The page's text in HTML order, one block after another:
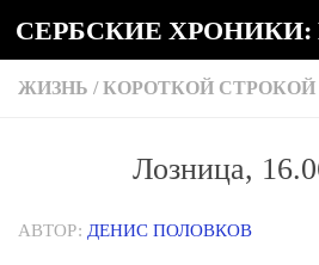
Под записью
ЖИЗНЬ / КОРОТКОЙ СТРОКОЙ
Лозница,
АВТОР: ДЕНИС ПОЛОВКОВ